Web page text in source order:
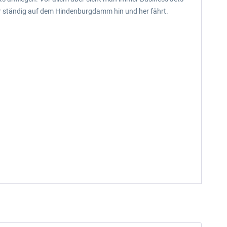
ständig auf dem Hindenburgdamm hin und her fährt.